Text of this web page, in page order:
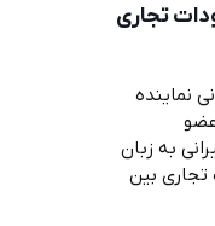
تجاری
نماينده
به زبان
تجاری بين